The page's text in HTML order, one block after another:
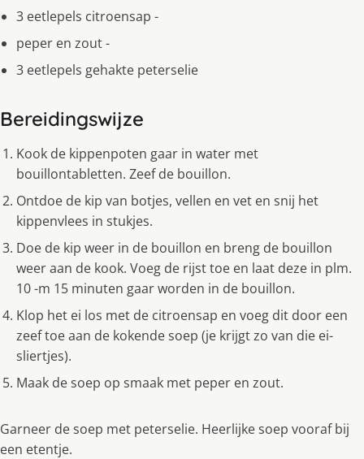
3 eetlepels citroensap -
peper en zout -
3 eetlepels gehakte peterselie
Bereidingswijze
Kook de kippenpoten gaar in water met
bouillontabletten. Zeef de bouillon.
Ontdoe de kip van botjes, vellen en vet en snij het
kippenvlees in stukjes.
Doe de kip weer in de bouillon en breng de bouillon
weer aan de kook. Voeg de rijst toe en laat deze in plm.
10 -m 15 minuten gaar worden in de bouillon.
Klop het ei los met de citroensap en voeg dit door een
zeef toe aan de kokende soep (je krijgt zo van die ei-
sliertjes).
Maak de soep op smaak met peper en zout.
Garneer de soep met peterselie. Heerlijke soep vooraf bij
een etentje.